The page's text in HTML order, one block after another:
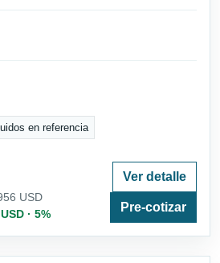
en referencia
USD
· 5%
Ver detalle
Pre-cotizar